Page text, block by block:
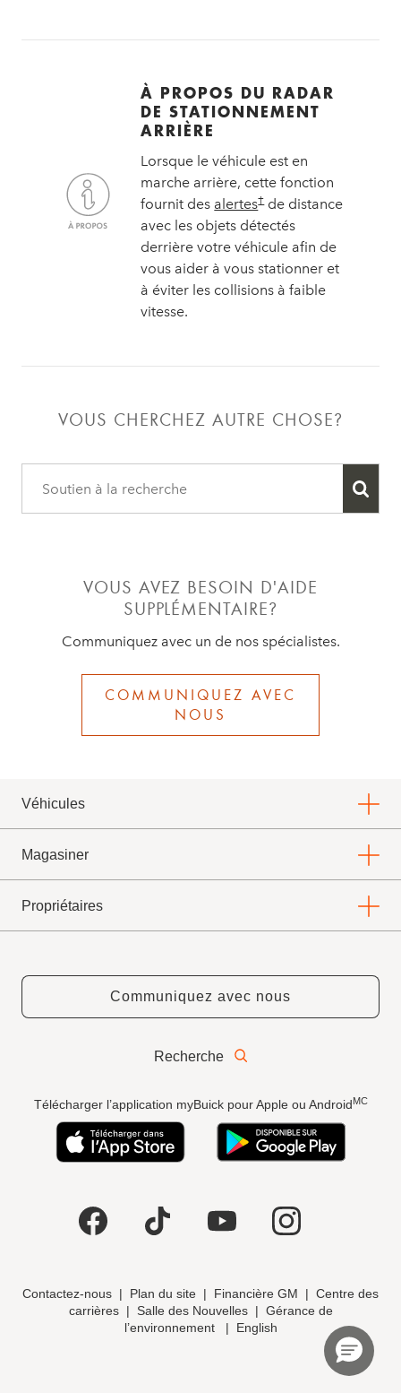
À PROPOS DU RADAR
DE STATIONNEMENT
ARRIÈRE
Lorsque le véhicule est en
marche arrière, cette fonction
fournit des alertes†de distance
avec les objets détectés
derrière votre véhicule afin de
vous aider à vous stationner et
à éviter les collisions à faible
vitesse.
VOUS CHERCHEZ AUTRE CHOSE?
VOUS AVEZ BESOIN D'AIDE
SUPPLÉMENTAIRE?
Communiquez avec un de nos spécialistes.
COMMUNIQUEZ AVEC
NOUS